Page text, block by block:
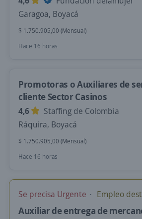
Garagoa, Boyacá
$ 1.750.905,00 (Mensual)
Hace 16 horas
Promotoras o Auxiliares de
cliente Sector Casinos
4,6
Staffing de Colombia
Ráquira, Boyacá
$ 1.750.905,00 (Mensual)
Hace 16 horas
Se precisa Urgente Empleo
Auxiliar de entrega de